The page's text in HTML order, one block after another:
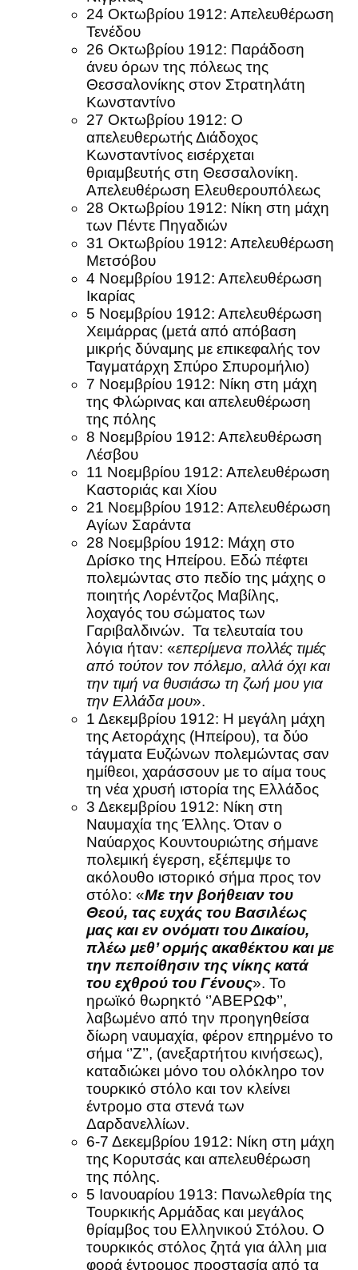
24 Οκτωβρίου 1912: Απελευθέρωση
Τενέδου
26 Οκτωβρίου 1912: Παράδοση
άνευ όρων της πόλεως της
Θεσσαλονίκης στον Στρατηλάτη
Κωνσταντίνο
27 Οκτωβρίου 1912: Ο
απελευθερωτής Διάδοχος
Κωνσταντίνος εισέρχεται
θριαμβευτής στη Θεσσαλονίκη.
Απελευθέρωση Ελευθερουπόλεως
28 Οκτωβρίου 1912: Νίκη στη μάχη
των Πέντε Πηγαδιών
31 Οκτωβρίου 1912: Απελευθέρωση
Μετσόβου
4 Νοεμβρίου 1912: Απελευθέρωση
Ικαρίας
5 Νοεμβρίου 1912: Απελευθέρωση
Χειμάρρας (μετά από απόβαση
μικρής δύναμης με επικεφαλής τον
Ταγματάρχη Σπύρο Σπυρομήλιο)
7 Νοεμβρίου 1912: Νίκη στη μάχη
της Φλώρινας και απελευθέρωση
της πόλης
8 Νοεμβρίου 1912: Απελευθέρωση
Λέσβου
11 Νοεμβρίου 1912: Απελευθέρωση
Καστοριάς και Χίου
21 Νοεμβρίου 1912: Απελευθέρωση
Αγίων Σαράντα
28 Νοεμβρίου 1912: Μάχη στο
Δρίσκο της Ηπείρου. Εδώ πέφτει
πολεμώντας στο πεδίο της μάχης ο
ποιητής Λορέντζος Μαβίλης,
λοχαγός του σώματος των
Γαριβαλδινών. Τα τελευταία του
λόγια ήταν: «επερίμενα πολλές τιμές
από τούτον τον πόλεμο, αλλά όχι και
την τιμή να θυσιάσω τη ζωή μου για
την Ελλάδα μου».
1 Δεκεμβρίου 1912: Η μεγάλη μάχη
της Αετοράχης (Ηπείρου), τα δύο
τάγματα Ευζώνων πολεμώντας σαν
ημίθεοι, χαράσσουν με το αίμα τους
τη νέα χρυσή ιστορία της Ελλάδος
3 Δεκεμβρίου 1912: Νίκη στη
Ναυμαχία της Έλλης. Όταν ο
Ναύαρχος Κουντουριώτης σήμανε
πολεμική έγερση, εξέπεμψε το
ακόλουθο ιστορικό σήμα προς τον
στόλο: «Με την βοήθειαν του
Θεού, τας ευχάς του Βασιλέως
μας και εν ονόματι του Δικαίου,
πλέω μεθ’ ορμής ακαθέκτου και με
την πεποίθησιν της νίκης κατά
του εχθρού του Γένους». Το
ηρωϊκό θωρηκτό ‘’ΑΒΕΡΩΦ’’,
λαβωμένο από την προηγηθείσα
δίωρη ναυμαχία, φέρον επηρμένο το
σήμα ‘’Ζ’’, (ανεξαρτήτου κινήσεως),
καταδιώκει μόνο του ολόκληρο τον
τουρκικό στόλο και τον κλείνει
έντρομο στα στενά των
Δαρδανελλίων.
6-7 Δεκεμβρίου 1912: Νίκη στη μάχη
της Κορυτσάς και απελευθέρωση
της πόλης.
5 Ιανουαρίου 1913: Πανωλεθρία της
Τουρκικής Αρμάδας και μεγάλος
θρίαμβος του Ελληνικού Στόλου. Ο
τουρκικός στόλος ζητά για άλλη μια
φορά έντρομος προστασία από τα